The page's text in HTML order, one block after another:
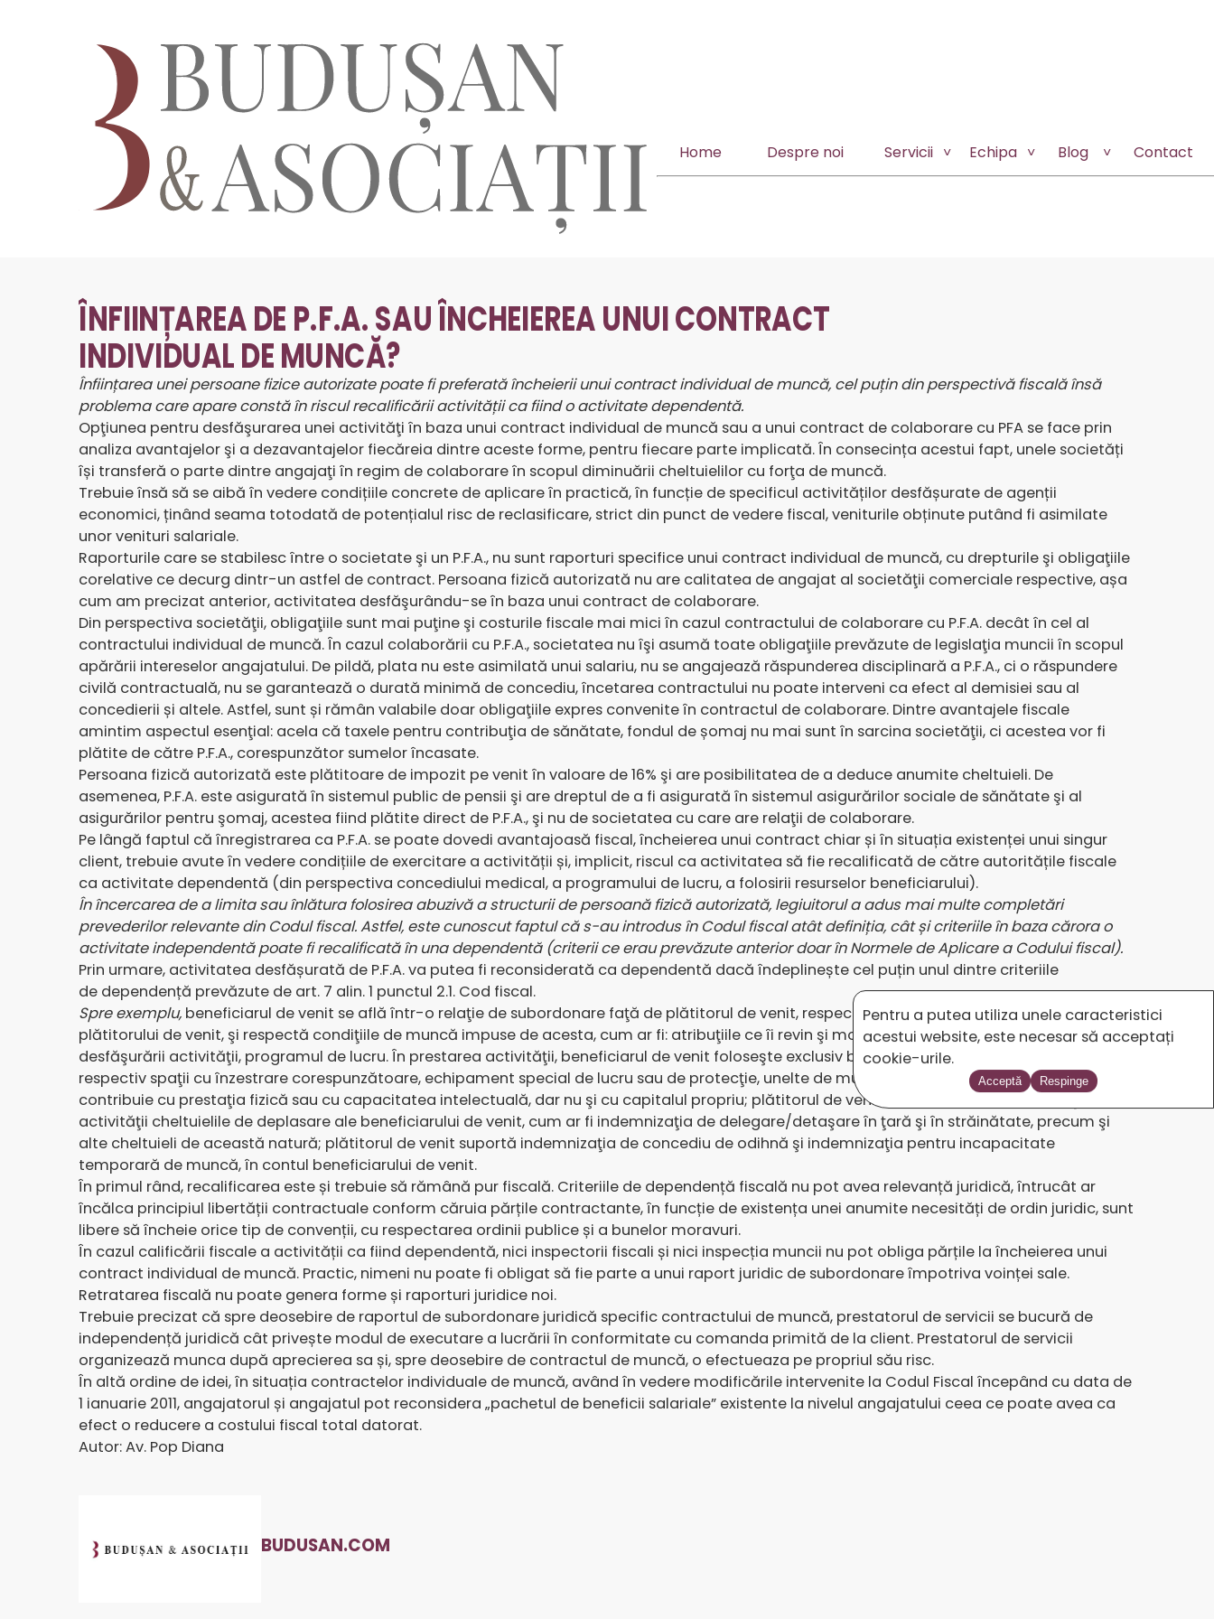
Home Despre noi Servicii Echipa Blog Contact
ÎNFIINȚAREA DE P.F.A. SAU ÎNCHEIEREA UNUI CONTRACT
INDIVIDUAL DE MUNCĂ?
Înființarea unei persoane fizice autorizate poate fi preferată încheierii unui contract individual de muncă, cel puțin din perspectivă fiscală însă
problema care apare constă în riscul recalificării activității ca fiind o activitate dependentă.
Opţiunea pentru desfăşurarea unei activităţi în baza unui contract individual de muncă sau a unui contract de colaborare cu PFA se face prin
analiza avantajelor şi a dezavantajelor fiecăreia dintre aceste forme, pentru fiecare parte implicată. În consecința acestui fapt, unele societăți
își transferă o parte dintre angajaţi în regim de colaborare în scopul diminuării cheltuielilor cu forţa de muncă.
Trebuie însă să se aibă în vedere condițiile concrete de aplicare în practică, în funcție de specificul activităților desfășurate de agenții
economici, ținând seama totodată de potențialul risc de reclasificare, strict din punct de vedere fiscal, veniturile obținute putând fi asimilate
unor venituri salariale.
Raporturile care se stabilesc între o societate şi un P.F.A., nu sunt raporturi specifice unui contract individual de muncă, cu drepturile şi obligaţiile
corelative ce decurg dintr-un astfel de contract. Persoana fizică autorizată nu are calitatea de angajat al societăţii comerciale respective, așa
cum am precizat anterior, activitatea desfăşurându-se în baza unui contract de colaborare.
Din perspectiva societăţii, obligaţiile sunt mai puţine şi costurile fiscale mai mici în cazul contractului de colaborare cu P.F.A. decât în cel al
contractului individual de muncă. În cazul colaborării cu P.F.A., societatea nu îşi asumă toate obligaţiile prevăzute de legislaţia muncii în scopul
apărării intereselor angajatului. De pildă, plata nu este asimilată unui salariu, nu se angajează răspunderea disciplinară a P.F.A., ci o răspundere
civilă contractuală, nu se garantează o durată minimă de concediu, încetarea contractului nu poate interveni ca efect al demisiei sau al
concedierii și altele. Astfel, sunt și rămân valabile doar obligaţiile expres convenite în contractul de colaborare. Dintre avantajele fiscale
amintim aspectul esenţial: acela că taxele pentru contribuţia de sănătate, fondul de șomaj nu mai sunt în sarcina societăţii, ci acestea vor fi
plătite de către P.F.A., corespunzător sumelor încasate.
Persoana fizică autorizată este plătitoare de impozit pe venit în valoare de 16% şi are posibilitatea de a deduce anumite cheltuieli. De
asemenea, P.F.A. este asigurată în sistemul public de pensii şi are dreptul de a fi asigurată în sistemul asigurărilor sociale de sănătate şi al
asigurărilor pentru şomaj, acestea fiind plătite direct de P.F.A., şi nu de societatea cu care are relaţii de colaborare.
Pe lângă faptul că înregistrarea ca P.F.A. se poate dovedi avantajoasă fiscal, încheierea unui contract chiar și în situația existenței unui singur
client, trebuie avute în vedere condițiile de exercitare a activității și, implicit, riscul ca activitatea să fie recalificată de către autoritățile fiscale
ca activitate dependentă (din perspectiva concediului medical, a programului de lucru, a folosirii resurselor beneficiarului).
În încercarea de a limita sau înlătura folosirea abuzivă a structurii de persoană fizică autorizată, legiuitorul a adus mai multe completări
prevederilor relevante din Codul fiscal.Astfel, este cunoscut faptul că s-au introdus în Codul fiscal atât definiția, cât și criteriile în baza cărora o
activitate independentă poate fi recalificată în una dependentă (criterii ce erau prevăzute anterior doar în Normele de Aplicare a Codului fiscal).
Prin urmare, activitatea desfășurată de P.F.A. va putea fi reconsiderată ca dependentă dacă îndeplinește cel puțin unul dintre criteriile
de dependență prevăzute de art. 7 alin. 1 punctul 2.1. Cod fiscal.
Spre exemplu, beneficiarul de venit se află într-o relaţie de subordonare faţă de plătitorul de venit, respectiv organele de conducere ale
plătitorului de venit, şi respectă condiţiile de muncă impuse de acesta, cum ar fi: atribuţiile ce îi revin şi modul de îndeplinire a acestora, locul
desfăşurării activităţii, programul de lucru. În prestarea activităţii, beneficiarul de venit foloseşte exclusiv baza materială a plătitorului de venit,
respectiv spaţii cu înzestrare corespunzătoare, echipament special de lucru sau de protecţie, unelte de muncă sau altele asemenea şi
contribuie cu prestaţia fizică sau cu capacitatea intelectuală, dar nu şi cu capitalul propriu; plătitorul de venit suportă în interesul desfăşurării
activităţii cheltuielile de deplasare ale beneficiarului de venit, cum ar fi indemnizaţia de delegare/detaşare în ţară şi în străinătate, precum şi
alte cheltuieli de această natură; plătitorul de venit suportă indemnizaţia de concediu de odihnă şi indemnizaţia pentru incapacitate
temporară de muncă, în contul beneficiarului de venit.
În primul rând, recalificarea este și trebuie să rămână pur fiscală. Criteriile de dependență fiscală nu pot avea relevanță juridică, întrucât ar
încălca principiul libertății contractuale conform căruia părțile contractante, în funcție de existența unei anumite necesități de ordin juridic, sunt
libere să încheie orice tip de convenții, cu respectarea ordinii publice și a bunelor moravuri.
În cazul calificării fiscale a activității ca fiind dependentă, nici inspectorii fiscali și nici inspecția muncii nu pot obliga părțile la încheierea unui
contract individual de muncă. Practic, nimeni nu poate fi obligat să fie parte a unui raport juridic de subordonare împotriva voinței sale.
Retratarea fiscală nu poate genera forme și raporturi juridice noi.
Trebuie precizat că spre deosebire de raportul de subordonare juridică specific contractului de muncă, prestatorul de servicii se bucură de
independență juridică cât privește modul de executare a lucrării în conformitate cu comanda primită de la client. Prestatorul de servicii
organizează munca după aprecierea sa și, spre deosebire de contractul de muncă, o efectueaza pe propriul său risc.
În altă ordine de idei, în situația contractelor individuale de muncă, având în vedere modificările intervenite la Codul Fiscal începând cu data de
1 ianuarie 2011, angajatorul și angajatul pot reconsidera „pachetul de beneficii salariale” existente la nivelul angajatului ceea ce poate avea ca
efect o reducere a costului fiscal total datorat.
Autor: Av. Pop Diana
BUDUSAN.COM
Pentru a putea utiliza unele caracteristici
acestui website, este necesar să acceptați
cookie-urile.
Acceptă Respinge